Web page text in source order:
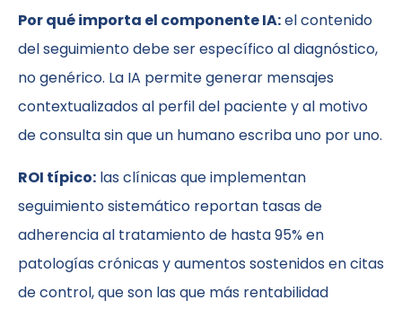
Por qué importa el componente IA:el contenido
del seguimiento debe ser específico al diagnóstico,
no genérico. La IA permite generar mensajes
contextualizados al perfil del paciente y al motivo
de consulta sin que un humano escriba uno por uno.
ROI típico: las clínicas que implementan
seguimiento sistemático reportan tasas de
adherencia al tratamiento de hasta 95% en
patologías crónicas y aumentos sostenidos en citas
de control, que son las que más rentabilidad